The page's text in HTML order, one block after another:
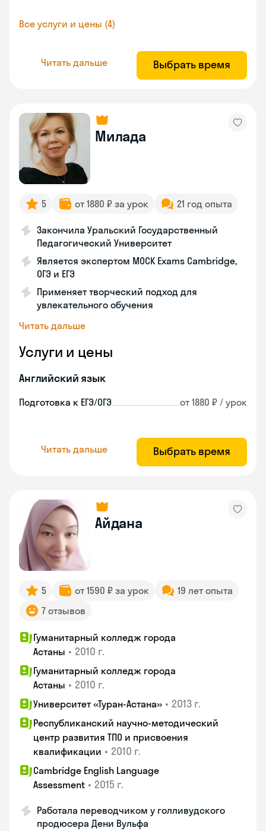
Все услуги и цены (4)
Читать дальше Выбрать время
Милада
5 от 1880 ₽ за урок 21 год опыта
Закончила Уральский Государственный
Педагогический Университет
Является экспертом MOCK Exams Cambridge,
ОГЭ и ЕГЭ
Применяет творческий подход для
увлекательного обучения
Читать дальше
Услуги и цены
Английский язык
Подготовка к ЕГЭ/ОГЭ от 1880 ₽ / урок
Читать дальше Выбрать время
Айдана
5 от 1590 ₽ за урок
19 лет опыта
7 отзывов
Гуманитарный колледж города
Астаны • 2010 г.
Гуманитарный колледж города
Астаны • 2010 г.
Университет «Туран-Астана» • 2013 г.
Республиканский научно-методический
центр развития ТПО и присвоения
квалификации • 2010 г.
Cambridge English Language
Assessment • 2015 г.
Работала переводчиком у голливудского
продюсера Дени Вульфа